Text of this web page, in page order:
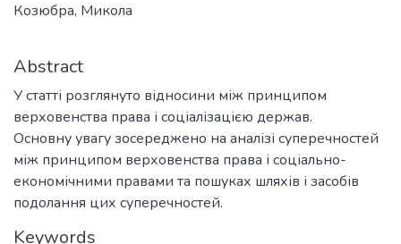
Козюбра, Микола
Abstract
У статті розглянуто відносини між принципом
верховенства права і соціалізацією держав.
Основну увагу зосереджено на аналізі суперечностей
між принципом верховенства права і соціально-
економічними правами та пошуках шляхів і засобів
подолання цих суперечностей.
Keywords